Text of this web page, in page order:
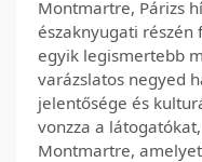
Montmartre, Párizs
északnyugati részén
egyik legismertebb
varázslatos negyed
jelentősége és
vonzza a
Montmartre,